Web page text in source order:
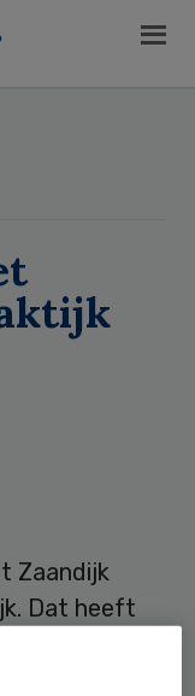
Zaandijk
Dat heeft
is de